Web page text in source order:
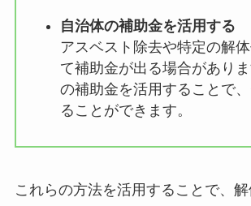
自治体の補助金を活用する
アスベスト除去や特定の解
て補助金が出る場合があり
の補助金を活用することで、
ることができます。
これらの方法を活用することで、